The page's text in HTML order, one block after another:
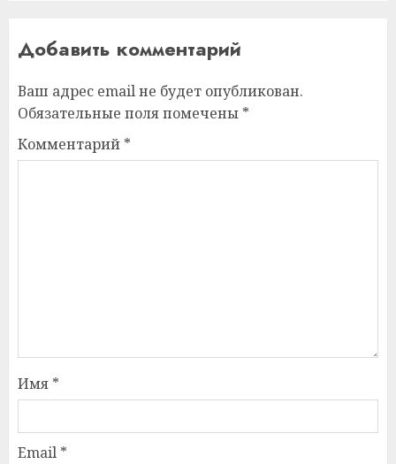
Добавить комментарий
Ваш адрес email не будет опубликован.
Обязательные поля помечены *
Комментарий *
Имя *
Email *